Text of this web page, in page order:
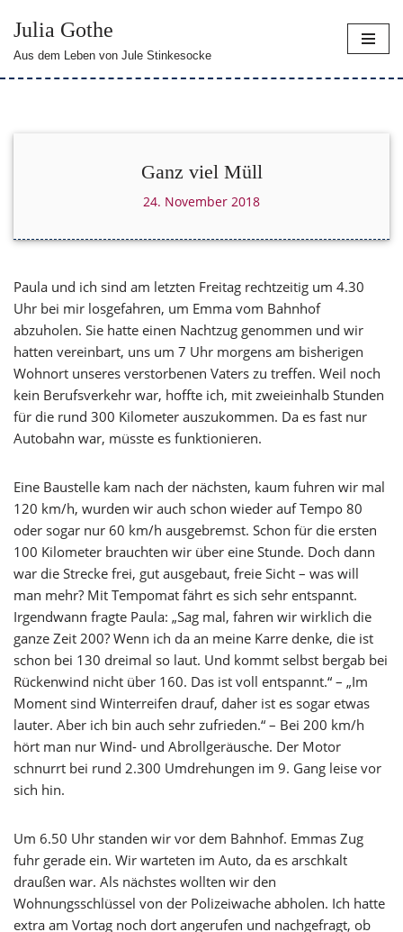
Zum
Julia Gothe
Aus dem Leben von Jule Stinkesocke
Ganz viel Müll
24. November 2018
Paula und ich sind am letzten Freitag rechtzeitig um 4.30
Uhr bei mir losgefahren, um Emma vom Bahnhof
abzuholen. Sie hatte einen Nachtzug genommen und wir
hatten vereinbart, uns um 7 Uhr morgens am bisherigen
Wohnort unseres verstorbenen Vaters zu treffen. Weil noch
kein Berufsverkehr war, hoffte ich, mit zweieinhalb Stunden
für die rund 300 Kilometer auszukommen. Da es fast nur
Autobahn war, müsste es funktionieren.
Eine Baustelle kam nach der nächsten, kaum fuhren wir mal
120 km/h, wurden wir auch schon wieder auf Tempo 80
oder sogar nur 60 km/h ausgebremst. Schon für die ersten
100 Kilometer brauchten wir über eine Stunde. Doch dann
war die Strecke frei, gut ausgebaut, freie Sicht – was will
man mehr? Mit Tempomat fährt es sich sehr entspannt.
Irgendwann fragte Paula: „Sag mal, fahren wir wirklich die
ganze Zeit 200? Wenn ich da an meine Karre denke, die ist
schon bei 130 dreimal so laut. Und kommt selbst bergab bei
Rückenwind nicht über 160. Das ist voll entspannt.“ – „Im
Moment sind Winterreifen drauf, daher ist es sogar etwas
lauter. Aber ich bin auch sehr zufrieden.“ – Bei 200 km/h
hört man nur Wind- und Abrollgeräusche. Der Motor
schnurrt bei rund 2.300 Umdrehungen im 9. Gang leise vor
sich hin.
Um 6.50 Uhr standen wir vor dem Bahnhof. Emmas Zug
fuhr gerade ein. Wir warteten im Auto, da es arschkalt
draußen war. Als nächstes wollten wir den
Wohnungsschlüssel von der Polizeiwache abholen. Ich hatte
extra am Vortag noch dort angerufen und nachgefragt, ob